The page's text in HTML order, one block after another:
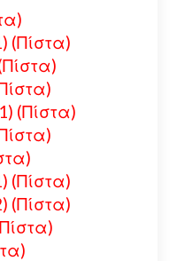
(Πίστα)
(Πίστα)
(Πίστα)
(Πίστα)